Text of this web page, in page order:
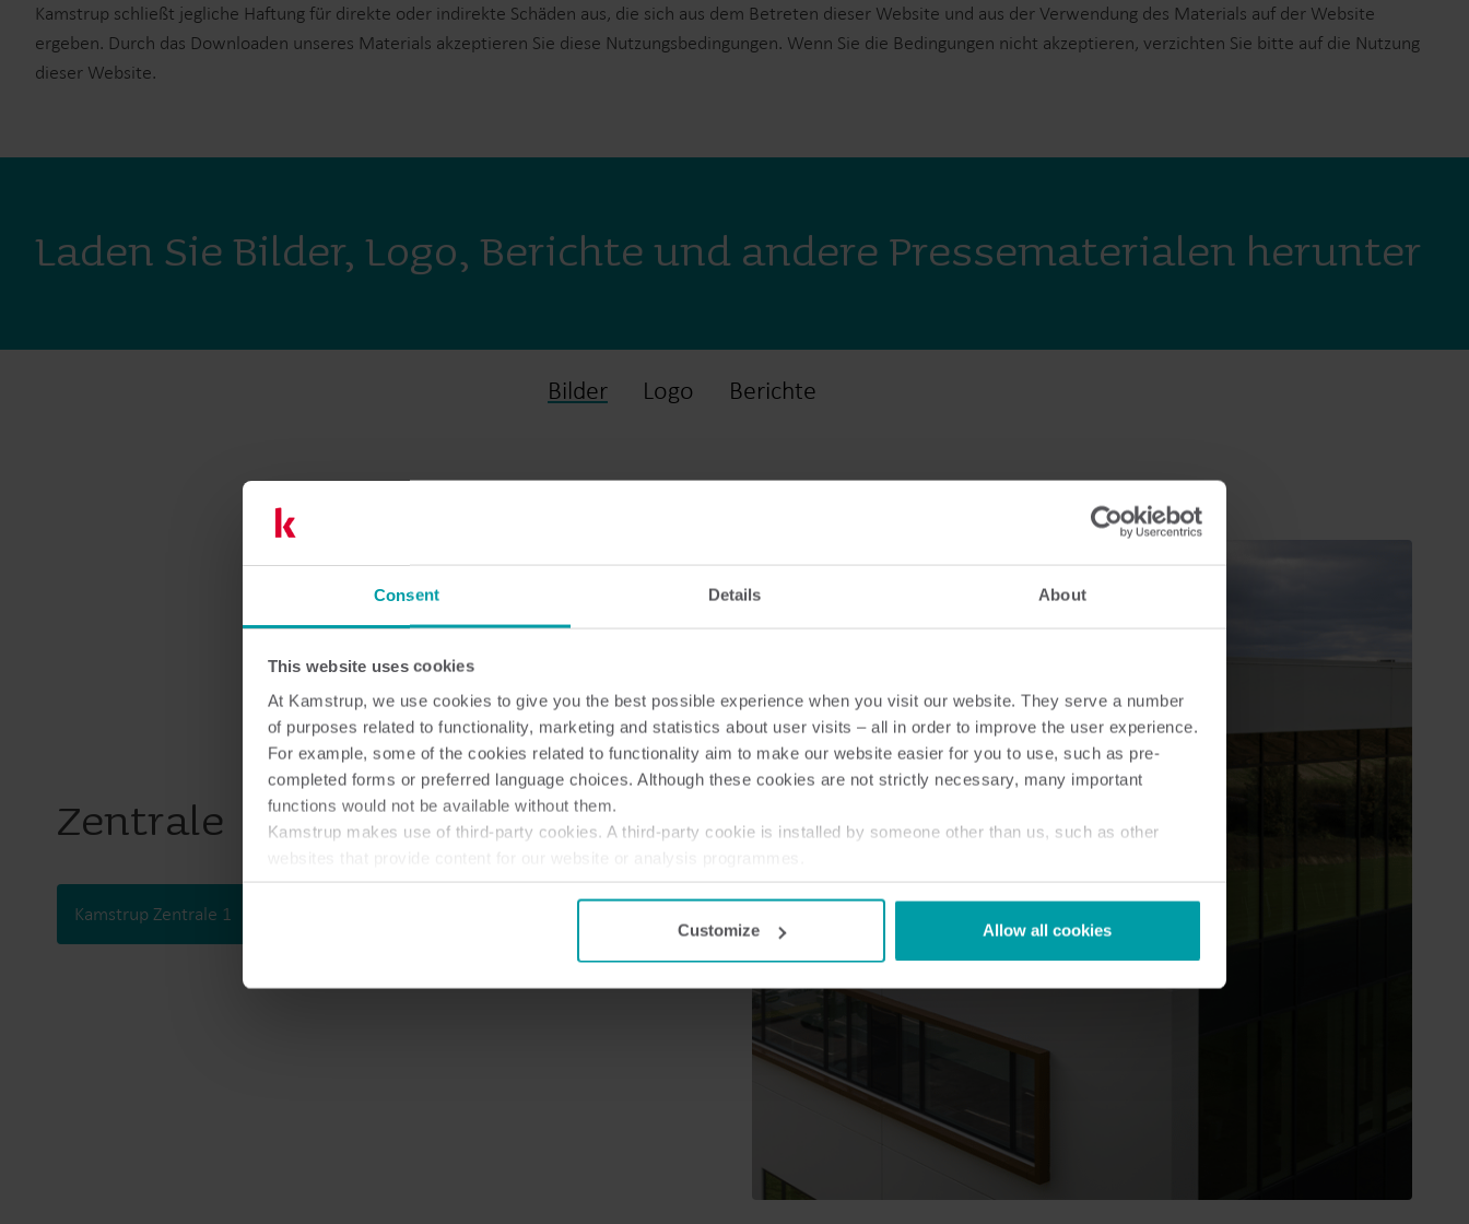
Consent Details About
This website uses cookies
At Kamstrup, we use cookies to give you the best possible experience when you visit our website. They serve a number
of purposes related to functionality, marketing and statistics about user visits – all in order to improve the user experience.
For example, some of the cookies related to functionality aim to make our website easier for you to use, such as pre-
completed forms or preferred language choices. Although these cookies are not strictly necessary, many important
functions would not be available without them.
Kamstrup makes use of third-party cookies. A third-party cookie is installed by someone other than us, such as other
websites that provide content for our website or analysis programmes.
You can at any time change or withdraw your consent from the Cookie Declarationhere.
Customize Allow all cookies
Kamstrup schließt jegliche Haftung für direkte oder indirekte Schäden aus, die sich aus dem Betreten dieser Website und aus der Verwendung des Materials auf der Website
ergeben. Durch das Downloaden unseres Materials akzeptieren Sie diese Nutzungsbedingungen. Wenn Sie die Bedingungen nicht akzeptieren, verzichten Sie bitte auf die Nutzung
dieser Website.
Laden Sie Bilder, Logo, Berichte und andere Pressematerialen herunter
Bilder Logo Berichte
Zentrale
Kamstrup Zentrale 1